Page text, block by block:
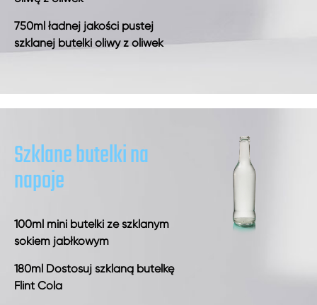
750ml ładnej jakości pustej
szklanej butelki oliwy z oliwek
Szklane butelki na
napoje
100ml mini butelki ze szklanym
sokiem jabłkowym
180ml Dostosuj szklaną butelkę
Flint Cola